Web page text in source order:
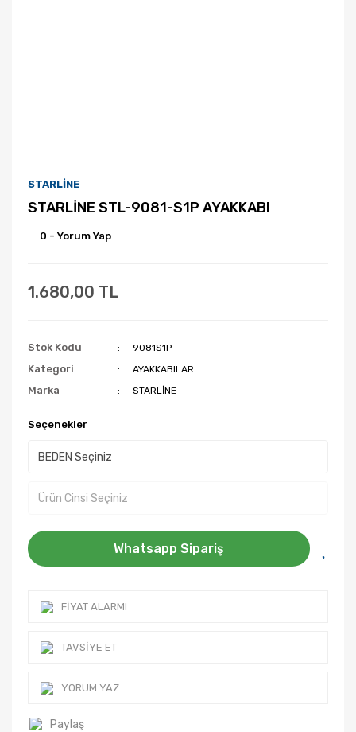
STARLİNE
STARLİNE STL-9081-S1P AYAKKABI
0 - Yorum Yap
1.680,00 TL
Stok Kodu 9081S1P
Kategori AYAKKABILAR
Marka STARLİNE
Seçenekler
Whatsapp Sipariş
FIYAT ALARMI
TAVSIYE ET
YORUM YAZ
Paylaş